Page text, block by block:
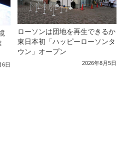
6日
ローソンは団地を再生できるか
東日本初「ハッピーローソンタ
ウン」オープン
2026年8月5日